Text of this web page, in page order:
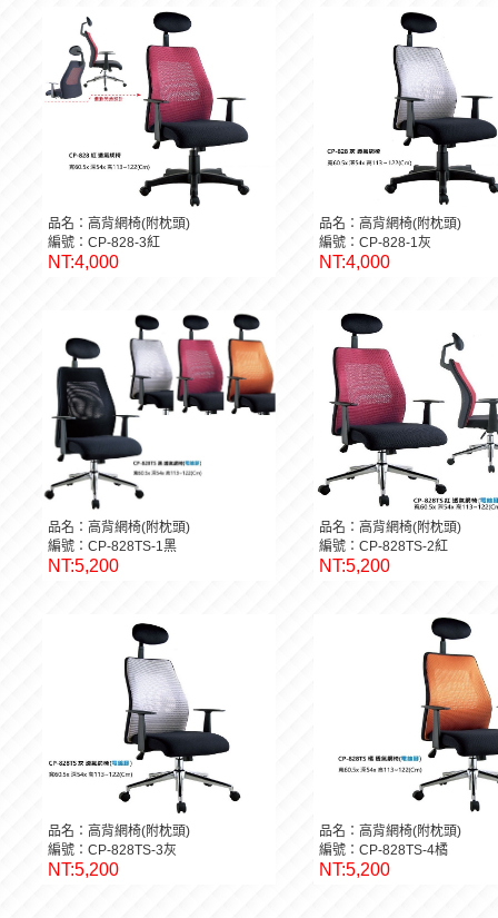
品名：高背網椅(附枕頭)
編號：CP-828-3紅
NT:4,000
品名：高背網椅(附枕頭)
編號：CP-828-1灰
NT:4,000
品名：高背網椅(附枕頭)
編號：CP-828TS-1黑
NT:5,200
品名：高背網椅(附枕頭)
編號：CP-828TS-2紅
NT:5,200
品名：高背網椅(附枕頭)
編號：CP-828TS-3灰
NT:5,200
品名：高背網椅(附枕頭)
編號：CP-828TS-4橘
NT:5,200